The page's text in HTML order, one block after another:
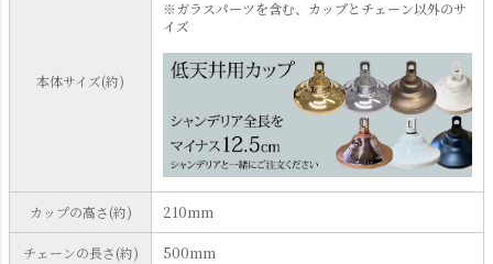
本体サイズ(約)
※ガラスパーツを含む、カップとチェーン以外のサ
イズ
カップの高さ(約) 210mm
チェーンの長さ(約) 500mm